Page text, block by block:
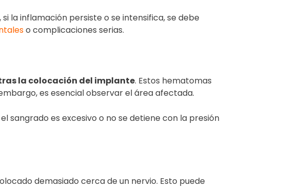
la inflamación persiste o se intensifica, se debe
o complicaciones serias.
la colocación del implante. Estos hematomas
es esencial observar el área afectada.
sangrado es excesivo o no se detiene con la presión
demasiado cerca de un nervio. Esto puede